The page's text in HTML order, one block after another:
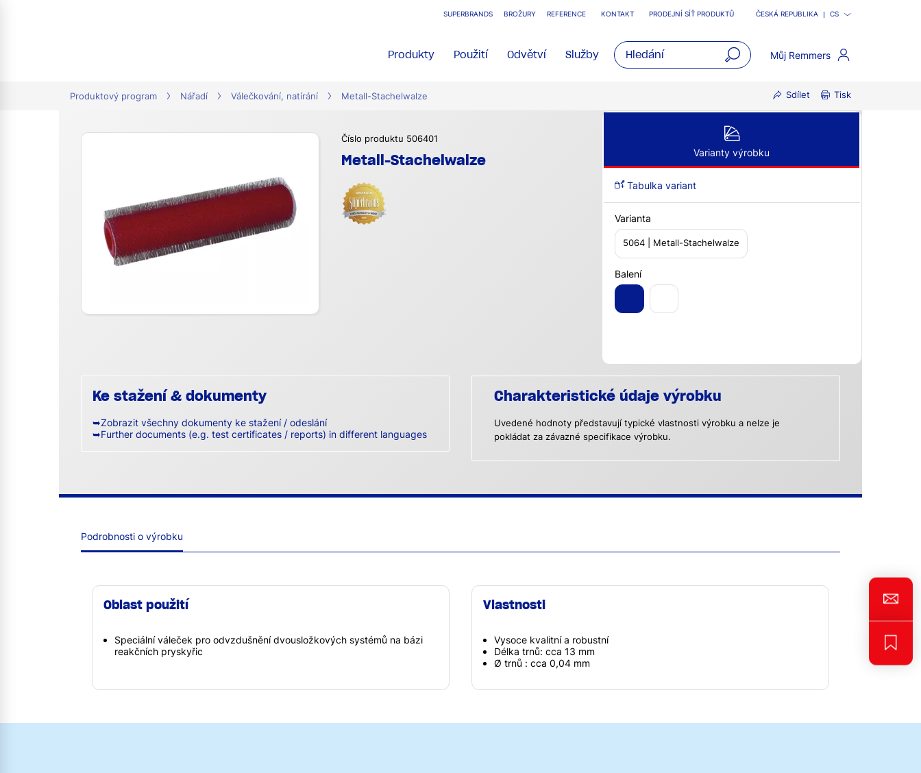
SUPERBRANDS BROŽURY REFERENCE KONTAKT PRODEJNÍ SÍŤ PRODUKTŮ ČESKÁ REPUBLIKA CS
Produkty Použití Odvětví Služby Můj Remmers
Produktový program Nářadí Válečkování, natírání Metall-Stachelwalze Sdílet Tisk
Číslo produktu 506401
Metall-Stachelwalze Varianty výrobku
Tabulka variant
Varianta
5064 | Metall-Stachelwalze
Balení
Ke stažení & dokumenty
➥Zobrazit všechny dokumenty ke stažení / odeslání
➥Further documents (e.g. test certificates / reports) in different languages
Charakteristické údaje výrobku
Uvedené hodnoty představují typické vlastnosti výrobku a nelze je
pokládat za závazné specifikace výrobku.
Podrobnosti o výrobku
Oblast použití
Speciální váleček pro odvzdušnění dvousložkových systémů na bázi
reakčních pryskyřic
Vlastnosti
Vysoce kvalitní a robustní
Délka trnů: cca 13 mm
Ø trnů : cca 0,04 mm